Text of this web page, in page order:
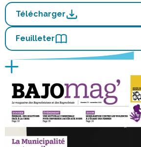
Télécharger
Feuilleter